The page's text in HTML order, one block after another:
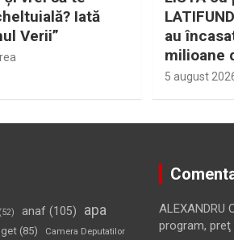
Iată
Verii”
au
milioane
5 august
(52) anaf(105)
apa
(85)
Camera Deputatilor
ALEXANDRU
program,